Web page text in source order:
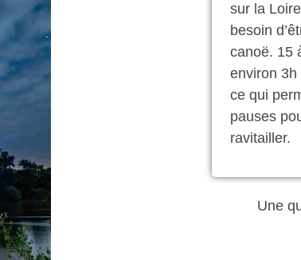
sur la
besoin
canoë. 15
environ 3h
ce qui
pauses
ravitailler.
Une